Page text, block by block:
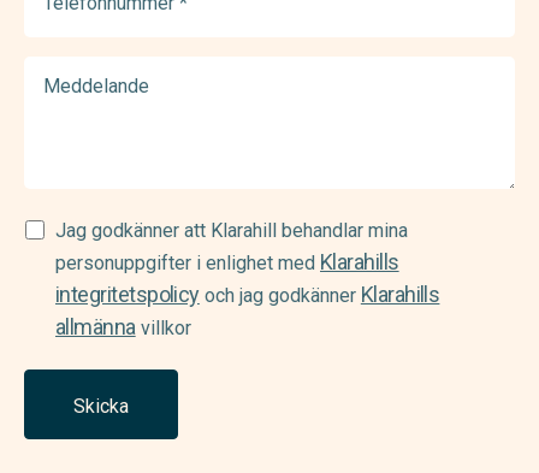
(Required)
Samtycke
(Required)
Jag godkänner att Klarahill behandlar mina
personuppgifter i enlighet med Klarahills
integritetspolicyoch jag godkänner Klarahills
allmännavillkor
Skicka